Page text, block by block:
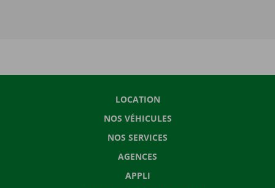
LOCATION
NOS VÉHICULES
NOS SERVICES
AGENCES
APPLI